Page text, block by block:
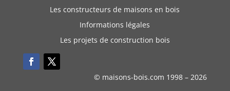
Les constructeurs de maisons en bois
Informations légales
Les projets de construction bois
© maisons-bois.com 1998 –2026